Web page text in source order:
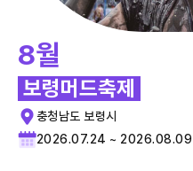
8월
보령머드축제
충청남도 보령시
2026.07.24 ~ 2026.08.09